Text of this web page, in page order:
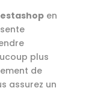
en
plus
de
assurez un